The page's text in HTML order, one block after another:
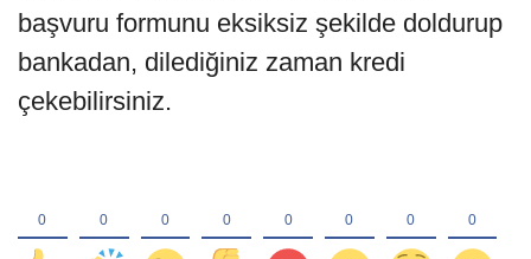
başvuru formunu eksiksiz şekilde doldurup
bankadan, dilediğiniz zaman kredi
çekebilirsiniz.